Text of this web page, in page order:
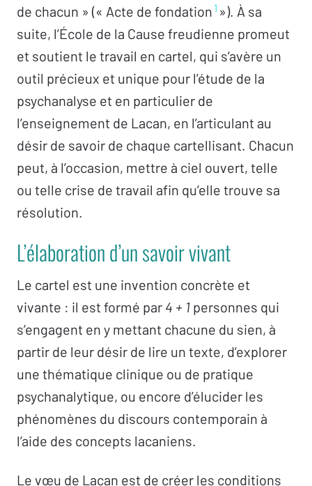
de chacun » (« Acte de fondation 1 »). À sa
suite, l’École de la Cause freudienne promeut
et soutient le travail en cartel, qui s’avère un
outil précieux et unique pour l’étude de la
psychanalyse et en particulier de
l’enseignement de Lacan, en l’articulant au
désir de savoir de chaque cartellisant. Chacun
peut, à l’occasion, mettre à ciel ouvert, telle
ou telle crise de travail afin qu’elle trouve sa
résolution.
L’élaboration d’un savoir vivant
Le cartel est une invention concrète et
vivante : il est formé par 4 + 1 personnes qui
s’engagent en y mettant chacune du sien, à
partir de leur désir de lire un texte, d’explorer
une thématique clinique ou de pratique
psychanalytique, ou encore d’élucider les
phénomènes du discours contemporain à
l’aide des concepts lacaniens.
Le vœu de Lacan est de créer les conditions